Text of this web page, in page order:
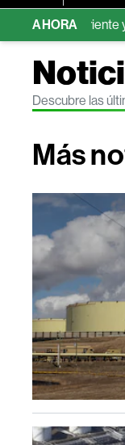
AHORA
Oriente y al
Descubre las
Más